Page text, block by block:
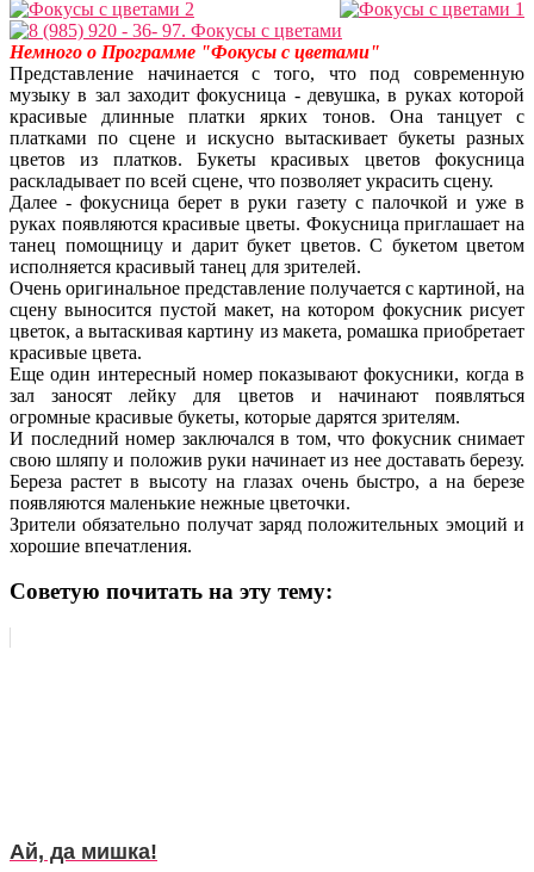
Немного о Программе "Фокусы с цветами"
Представление начинается с того, что под современную
музыку в зал заходит фокусница - девушка, в руках которой
красивые длинные платки ярких тонов. Она танцует с
платками по сцене и искусно вытаскивает букеты разных
цветов из платков. Букеты красивых цветов фокусница
раскладывает по всей сцене, что позволяет украсить сцену.
Далее - фокусница берет в руки газету с палочкой и уже в
руках появляются красивые цветы. Фокусница приглашает на
танец помощницу и дарит букет цветов. С букетом цветом
исполняется красивый танец для зрителей.
Очень оригинальное представление получается с картиной, на
сцену выносится пустой макет, на котором фокусник рисует
цветок, а вытаскивая картину из макета, ромашка приобретает
красивые цвета.
Еще один интересный номер показывают фокусники, когда в
зал заносят лейку для цветов и начинают появляться
огромные красивые букеты, которые дарятся зрителям.
И последний номер заключался в том, что фокусник снимает
свою шляпу и положив руки начинает из нее доставать березу.
Береза растет в высоту на глазах очень быстро, а на березе
появляются маленькие нежные цветочки.
Зрители обязательно получат заряд положительных эмоций и
хорошие впечатления.
Советую почитать на эту тему:
Ай, да мишка!